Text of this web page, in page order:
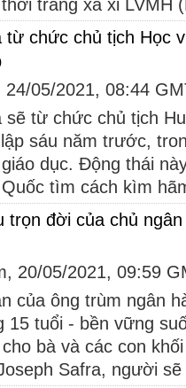
trang xa xỉ LVMH
từ chức chủ tịch Học
24/05/2021, 08:44
sẽ từ chức chủ tịch
sáu năm trước,
dục. Động thái
tìm cách kìm
trọn đời của chủ
20/05/2021, 09:59
của ông trùm ngân
15 tuổi - bền vững
bà và các con
Safra, người